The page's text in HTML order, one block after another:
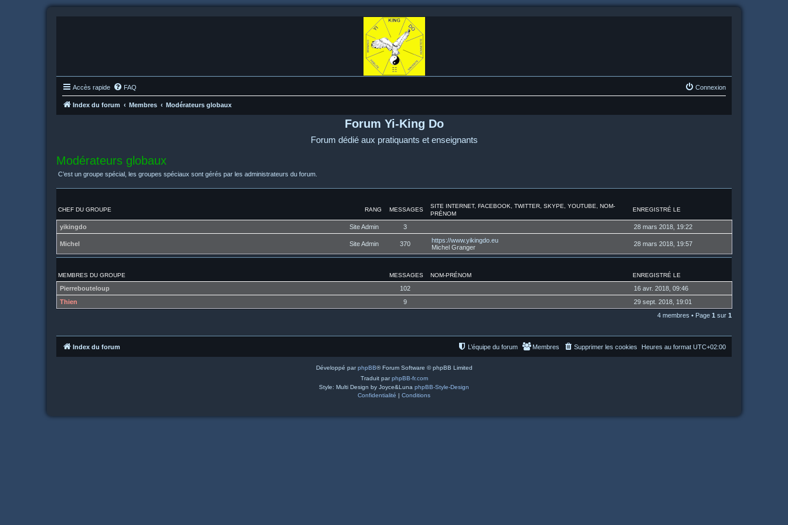
Accès rapide FAQ Connexion
Index du forum Membres Modérateurs globaux
Forum Yi-King Do
Forum dédié aux pratiquants et enseignants
Modérateurs globaux
C’est un groupe spécial, les groupes spéciaux sont gérés par les administrateurs du forum.
RANG
CHEF DU GROUPE MESSAGES
SITE INTERNET, FACEBOOK, TWITTER, SKYPE, YOUTUBE, NOM-
PRÉNOM
ENREGISTRÉ LE
Site Admin
yikingdo 3 28 mars 2018, 19:22
Site Admin
Michel 370
https://www.yikingdo.eu
Michel Granger
28 mars 2018, 19:57
MEMBRES DU GROUPE MESSAGES NOM-PRÉNOM ENREGISTRÉ LE
Pierrebouteloup 102
16 avr. 2018, 09:46
Thien
9
29 sept. 2018, 19:01
4 membres • Page 1 sur 1
Index du forum Heures au format UTC+02:00
Supprimer les cookies
Membres
L’équipe du forum
Développé parphpBB® Forum Software © phpBB Limited
Traduit parphpBB-fr.com
Style: Multi Design by Joyce&Luna phpBB-Style-Design
Confidentialité | Conditions